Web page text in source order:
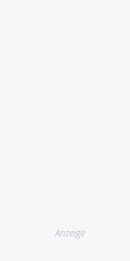
Anzeige